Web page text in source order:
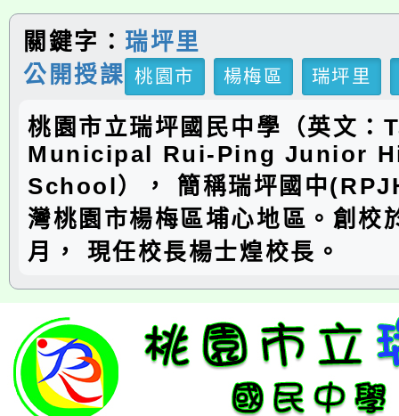
關鍵字： 瑞坪里
公開授課 桃園市 楊梅區 瑞坪里
桃園市立瑞坪國民中學（英文：
Municipal Rui-Ping Junior
School）， 簡稱瑞坪國中
灣桃園市楊梅區埔心地區。創校
月， 現任校長楊士煌校長。